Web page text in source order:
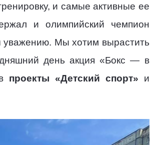
и самые активные ее
и олимпийский чемпион
уважению. Мы хотим вырастить
день акция «Бокс — в
проекты «Детский спорт» и